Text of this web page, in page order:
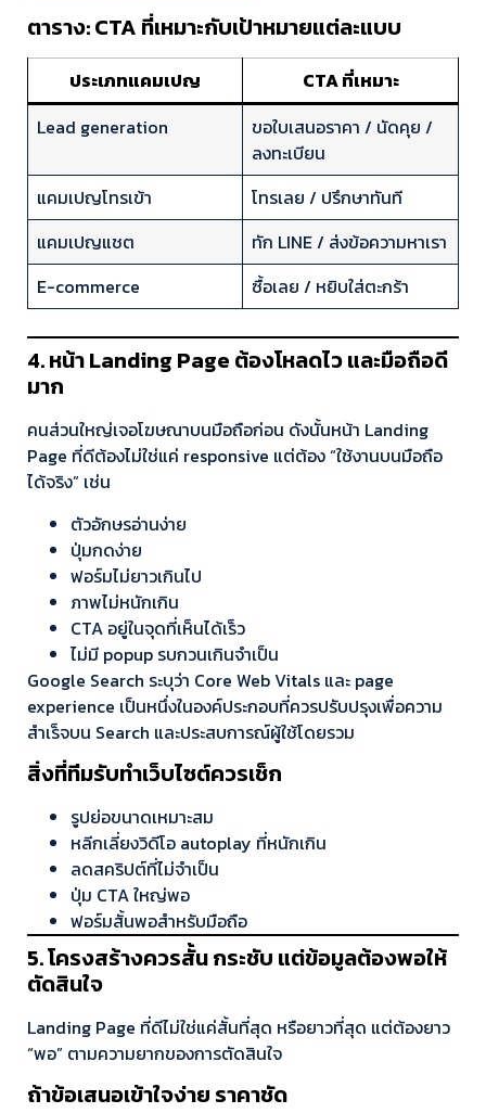
ตาราง: CTA ที่เหมาะกับเป้าหมายแต่ละแบบ
ประเภทแคมเปญ
CTA ที่เหมาะ
Lead generation
ขอใบเสนอราคา / นัดคุย /
ลงทะเบียน
แคมเปญโทรเข้า
โทรเลย / ปรึกษาทันที
แคมเปญแชต
ทัก LINE / ส่งข้อความหาเรา
E-commerce
ซื้อเลย / หยิบใส่ตะกร้า
4. หน้า Landing Page ต้องโหลดไว และมือถือดี
มาก
คนส่วนใหญ่เจอโฆษณาบนมือถือก่อน ดังนั้นหน้า Landing
Page ที่ดีต้องไม่ใช่แค่ responsive แต่ต้อง “ใช้งานบนมือถือ
ได้จริง” เช่น
ตัวอักษรอ่านง่าย
ปุ่มกดง่าย
ฟอร์มไม่ยาวเกินไป
ภาพไม่หนักเกิน
CTA อยู่ในจุดที่เห็นได้เร็ว
ไม่มี popup รบกวนเกินจำเป็น
Google Search ระบุว่า Core Web Vitals และ page
experience เป็นหนึ่งในองค์ประกอบที่ควรปรับปรุงเพื่อความ
สำเร็จบน Search และประสบการณ์ผู้ใช้โดยรวม
สิ่งที่ทีมรับทำเว็บไซต์ควรเช็ก
รูปย่อขนาดเหมาะสม
หลีกเลี่ยงวิดีโอ autoplay ที่หนักเกิน
ลดสคริปต์ที่ไม่จำเป็น
ปุ่ม CTA ใหญ่พอ
ฟอร์มสั้นพอสำหรับมือถือ
5. โครงสร้างควรสั้น กระชับ แต่ข้อมูลต้องพอให้
ตัดสินใจ
Landing Page ที่ดีไม่ใช่แค่สั้นที่สุด หรือยาวที่สุด แต่ต้องยาว
“พอ” ตามความยากของการตัดสินใจ
ถ้าข้อเสนอเข้าใจง่าย ราคาชัด